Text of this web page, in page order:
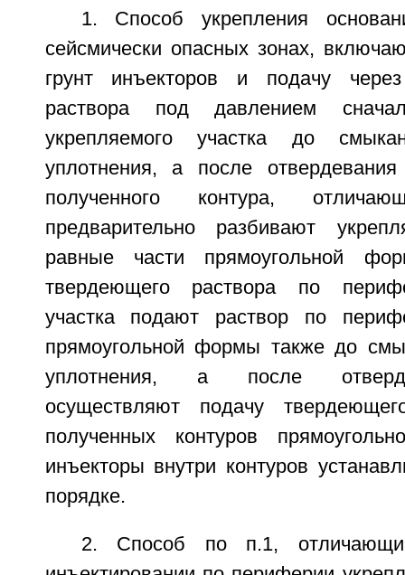
1. Способ укрепления
сейсмически опасных зонах,
грунт инъекторов и подачу
раствора под давлением
укрепляемого участка до
уплотнения, а после
полученного контура,
предварительно разбивают
равные части прямоугольной
твердеющего раствора по
участка подают раствор по
прямоугольной формы также до
уплотнения, а после
осуществляют подачу
полученных контуров
инъекторы внутри контуров
порядке.
2. Способ по п.1,